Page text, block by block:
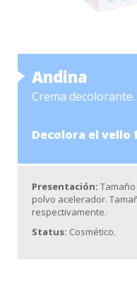
Andina
Crema decolorante.
Decolora el vello
Presentación:
polvo acelerador.
respectivamente.
Status: Cosmético.